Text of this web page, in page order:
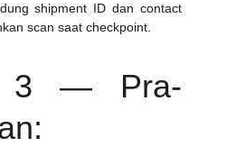
shipment ID dan contact
scan saat checkpoint.
3 — Pra-